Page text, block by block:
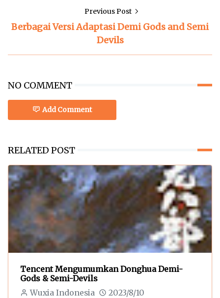
Previous Post
Berbagai Versi Adaptasi Demi Gods and Semi
Devils
NO COMMENT
Add Comment
RELATED POST
Tencent Mengumumkan Donghua Demi-
Gods & Semi-Devils
Wuxia Indonesia 2023/8/10